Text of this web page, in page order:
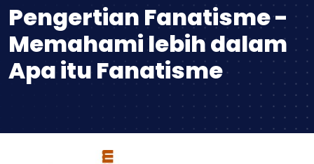
Pengertian Fanatisme -
Memahami lebih dalam
Apa itu Fanatisme